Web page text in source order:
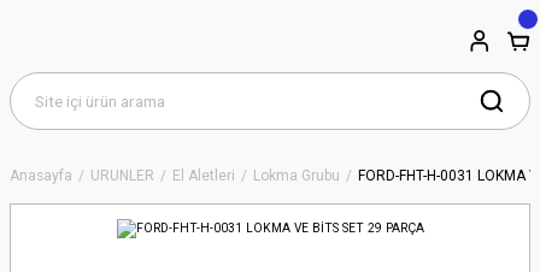
Anasayfa ÜRÜNLER El Aletleri Lokma Grubu FORD-FHT-H-0031 LOKMA